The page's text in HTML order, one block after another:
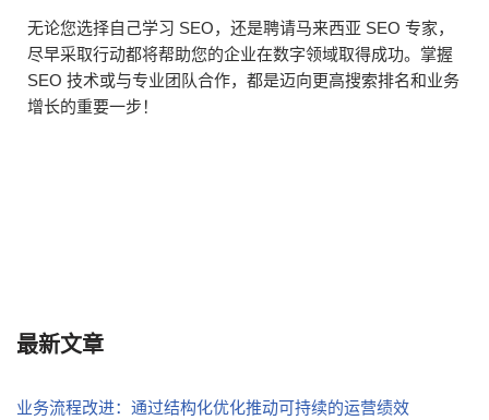
无论您选择自己学习 SEO，还是聘请马来西亚 SEO 专家，
尽早采取行动都将帮助您的企业在数字领域取得成功。掌握
SEO 技术或与专业团队合作，都是迈向更高搜索排名和业务
增长的重要一步！
最新文章
业务流程改进：通过结构化优化推动可持续的运营绩效